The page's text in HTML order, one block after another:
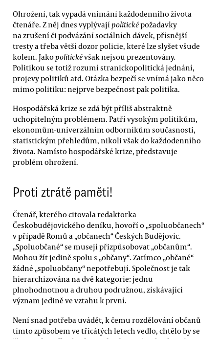
Ohrožení, tak vypadá vnímání každodenního života
čtenáře. Z něj dnes vyplývají politicképožadavky
na zrušení či podvázání sociálních dávek, přísnější
tresty a třeba větší dozor policie, které lze slyšet všude
kolem. Jakopolitickévšak nejsou prezentovány.
Politikou se totiž rozumí stranickopolitická jednání,
projevy politiků atd. Otázka bezpečí se vnímá jako něco
mimo politiku: nejprve bezpečnost pak politika.
Hospodářská krize se zdá být příliš abstraktně
uchopitelným problémem. Patří vysokým politikům,
ekonomům-univerzálním odborníkům současnosti,
statistickým přehledům, nikoli však do každodenního
života. Namísto hospodářské krize, představuje
problém ohrožení.
Proti ztrátě paměti!
Čtenář, kterého citovala redaktorka
Českobudějovického deníku, hovoří o „spoluobčanech“
v případě Romů a „občanech“ Českých Budějovic.
„Spoluobčané“ se musejí přizpůsobovat „občanům“.
Mohou žít jedině spolu s „občany“. Zatímco „občané“
žádné „spoluobčany“ nepotřebují. Společnost je tak
hierarchizována na dvě kategorie: jednu
plnohodnotnou a druhou podružnou, získávající
význam jedině ve vztahu k první.
Není snad potřeba uvádět, k čemu rozdělování občanů
tímto způsobem ve třicátých letech vedlo, chtělo by se